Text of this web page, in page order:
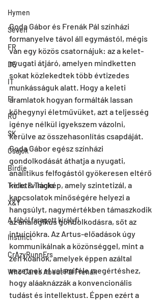
Hymen
Seven
FR
DE
IT
FI
RO
SK
Csajok
Birdie
Tricks & Tracks
X&Y
A fából faragott királyfi
Instinct
CrAzyRunnErs
Who Cares About Pál Frenák
Goda Gábor és Frenák Pál színházi
formanyelve távol áll egymástól, mégis
van egy közös csatornájuk: az a kelet-
nyugati átjáró, amelyen mindketten
sokat közlekedtek több évtizedes
munkásságuk alatt. Hogy a keleti
áramlatok hogyan formálták lassan
kőhegynyi életművüket, azt a teljesség
igénye nélkül igyekszem vázolni,
kerülve az összehasonlítás csapdáját.
Goda Gábor egész színházi
gondolkodását áthatja a nyugati,
analitikus felfogástól gyökeresen eltérő
keleti világkép, amely szintetizál, a
kapcsolatok minőségére helyezi a
hangsúlyt, nagymértékben támaszkodik
az analogikus gondolkodásra, sőt az
intuíciókra. Az Artus-előadások úgy
kommunikálnak a közönséggel, mint a
zen kóanok, amelyek éppen azáltal
vezetnek el valamiféle megértéshez,
hogy aláaknázzák a konvencionális
tudást és intellektust. Éppen ezért a